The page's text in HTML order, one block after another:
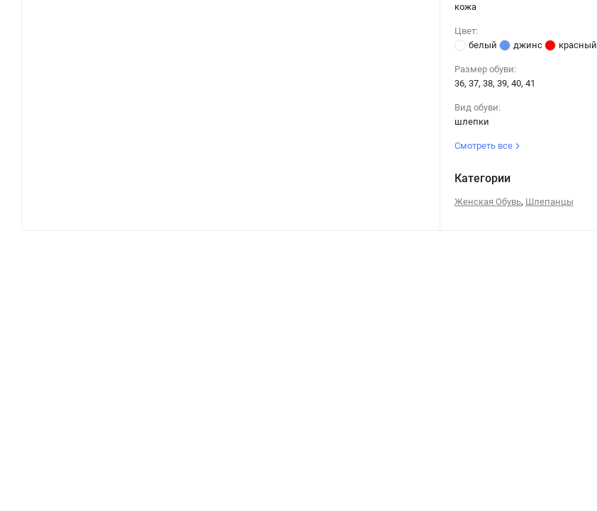
кожа
Цвет:
белый
джинс красный
Размер обуви:
36, 37, 38, 39, 40, 41
Вид обуви:
шлепки
Смотреть все
Категории
Женская Обувь, Шлепанцы